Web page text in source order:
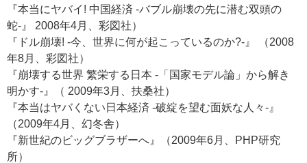
『本当にヤバイ! 中国経済 -バブル崩壊の先に潜む双頭の
蛇-』 2008年4月、彩図社）
『ドル崩壊! -今、世界に何が起こっているのか?-』 （2008
年8月、彩図社）
『崩壊する世界 繁栄する日本 -「国家モデル論」から解き
明かす-』（ 2009年3月、扶桑社）
『本当はヤバくない日本経済 -破綻を望む面妖な人々-』
（2009年4月、幻冬舎）
『新世紀のビッグブラザーへ』（2009年6月、PHP研究
所）